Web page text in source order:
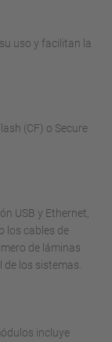
uso y facilitan la
(CF) o Secure
USB y Ethernet,
los cables de
de láminas
los sistemas.
incluye